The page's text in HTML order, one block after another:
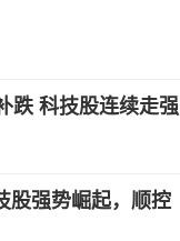
跌 科技股连续走强
股强势崛起，顺控